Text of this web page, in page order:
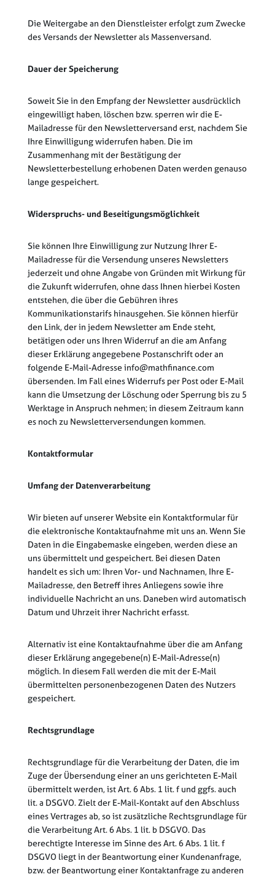
Die Weitergabe an den Dienstleister erfolgt zum Zwecke
des Versands der Newsletter als Massenversand.
Dauer der Speicherung
Soweit Sie in den Empfang der Newsletter ausdrücklich
eingewilligt haben, löschen bzw. sperren wir die E-
Mailadresse für den Newsletterversand erst, nachdem Sie
Ihre Einwilligung widerrufen haben. Die im
Zusammenhang mit der Bestätigung der
Newsletterbestellung erhobenen Daten werden genauso
lange gespeichert.
Widerspruchs- und Beseitigungsmöglichkeit
Sie können Ihre Einwilligung zur Nutzung Ihrer E-
Mailadresse für die Versendung unseres Newsletters
jederzeit und ohne Angabe von Gründen mit Wirkung für
die Zukunft widerrufen, ohne dass Ihnen hierbei Kosten
entstehen, die über die Gebühren ihres
Kommunikationstarifs hinausgehen. Sie können hierfür
den Link, der in jedem Newsletter am Ende steht,
betätigen oder uns Ihren Widerruf an die am Anfang
dieser Erklärung angegebene Postanschrift oder an
folgende E-Mail-Adresse info@mathfinance.com
übersenden. Im Fall eines Widerrufs per Post oder E-Mail
kann die Umsetzung der Löschung oder Sperrung bis zu 5
Werktage in Anspruch nehmen; in diesem Zeitraum kann
es noch zu Newsletterversendungen kommen.
Kontaktformular
Umfang der Datenverarbeitung
Wir bieten auf unserer Website ein Kontaktformular für
die elektronische Kontaktaufnahme mit uns an. Wenn Sie
Daten in die Eingabemaske eingeben, werden diese an
uns übermittelt und gespeichert. Bei diesen Daten
handelt es sich um: Ihren Vor- und Nachnamen, Ihre E-
Mailadresse, den Betreff ihres Anliegens sowie ihre
individuelle Nachricht an uns. Daneben wird automatisch
Datum und Uhrzeit ihrer Nachricht erfasst.
Alternativ ist eine Kontaktaufnahme über die am Anfang
dieser Erklärung angegebene(n) E-Mail-Adresse(n)
möglich. In diesem Fall werden die mit der E-Mail
übermittelten personenbezogenen Daten des Nutzers
gespeichert.
Rechtsgrundlage
Rechtsgrundlage für die Verarbeitung der Daten, die im
Zuge der Übersendung einer an uns gerichteten E-Mail
übermittelt werden, ist Art. 6 Abs. 1 lit. f und ggfs. auch
lit. a DSGVO. Zielt der E-Mail-Kontakt auf den Abschluss
eines Vertrages ab, so ist zusätzliche Rechtsgrundlage für
die Verarbeitung Art. 6 Abs. 1 lit. b DSGVO. Das
berechtigte Interesse im Sinne des Art. 6 Abs. 1 lit. f
DSGVO liegt in der Beantwortung einer Kundenanfrage,
bzw. der Beantwortung einer Kontaktanfrage zu anderen